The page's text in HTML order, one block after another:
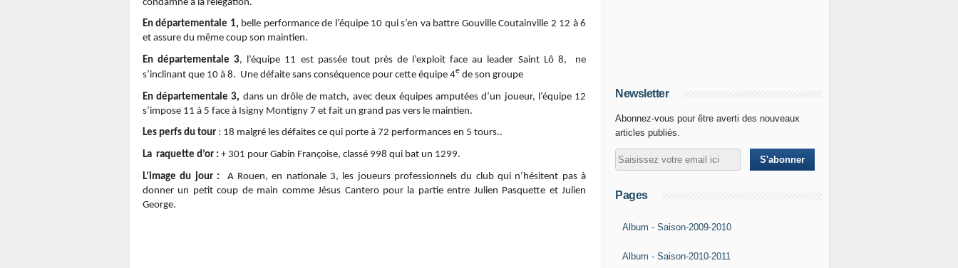
condamne à la relégation.
En départementale 1, belle performance de l’équipe 10 qui s’en va battre Gouville Coutainville 2 12 à 6
et assure du même coup son maintien.
En départementale 3, l’équipe 11 est passée tout près de l’exploit face au leader Saint Lô 8, ne
s’inclinant que 10 à 8. Une défaite sans conséquence pour cette équipe 4e de son groupe
En départementale 3, dans un drôle de match, avec deux équipes amputées d’un joueur, l’équipe 12
s’impose 11 à 5 face à Isigny Montigny 7 et fait un grand pas vers le maintien.
Les perfs du tour : 18 malgré les défaites ce qui porte à 72 performances en 5 tours..
La raquette d’or : + 301 pour Gabin Françoise, classé 998 qui bat un 1299.
L’image du jour : A Rouen, en nationale 3, les joueurs professionnels du club qui n’hésitent pas à
donner un petit coup de main comme Jésus Cantero pour la partie entre Julien Pasquette et Julien
George.
Newsletter
Abonnez-vous pour être averti des nouveaux
articles publiés.
Pages
Album - Saison-2009-2010
Album - Saison-2010-2011